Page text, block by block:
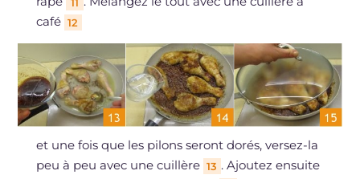
café 12
et une fois que les pilons seront dorés, versez-la
peu à peu avec une cuillère 13 . Ajoutez ensuite